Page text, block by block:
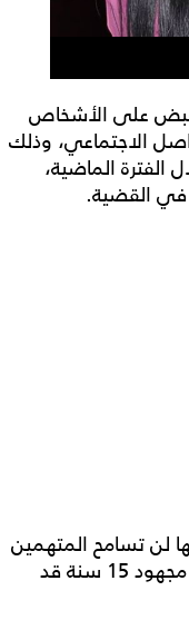
على الأشخاص
الاجتماعي، وذلك
الماضية،
في القضية.
لن تسامح المتهمين
حتى لو بمحاولة للصلح، معلّلةً ذلك بأن مجهود 15 سنة قد